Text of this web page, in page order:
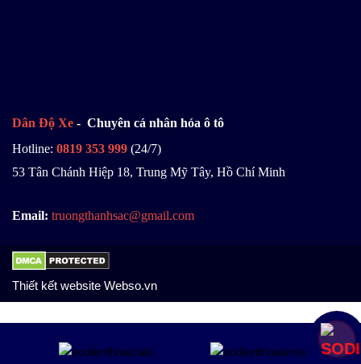
Dân Độ Xe - Chuyên cá nhân hóa ô tô
Hotline: 0819 353 999 (24/7)
53 Tân Chánh Hiệp 18, Trung Mỹ Tây, Hồ Chí Minh
Email: truongthanhsac@gmail.com
Thiết kết website Webso.vn